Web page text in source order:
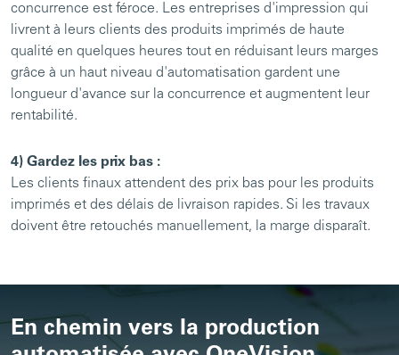
concurrence est féroce. Les entreprises d'impression qui
livrent à leurs clients des produits imprimés de haute
qualité en quelques heures tout en réduisant leurs marges
grâce à un haut niveau d'automatisation gardent une
longueur d'avance sur la concurrence et augmentent leur
rentabilité.
4) Gardez les prix bas :
Les clients finaux attendent des prix bas pour les produits
imprimés et des délais de livraison rapides. Si les travaux
doivent être retouchés manuellement, la marge disparaît.
En chemin vers la production